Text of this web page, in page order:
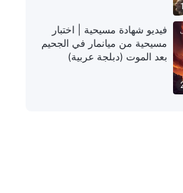
الله – مسؤوليات القادة والعاملين
الله – مسؤوليات القادة والعاملين
فيديو شهادة مسيحية | اختبار
مسيحية من ميانمار في الجحيم
بعد الموت (دبلجة عربية)